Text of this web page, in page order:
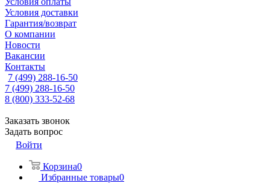
Условия доставки
Гарантия/возврат
О компании
Новости
Вакансии
Контакты
7 (499) 288-16-50
7 (499) 288-16-50
8 (800) 333-52-68
Заказать звонок
Задать вопрос
Войти
Корзина0
Избранные товары0